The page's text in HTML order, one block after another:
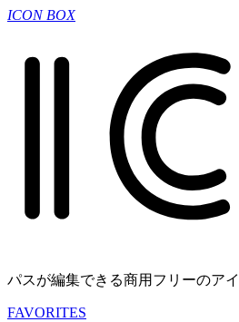
ICON BOX
パスが編集できる商用フリーのア
FAVORITES